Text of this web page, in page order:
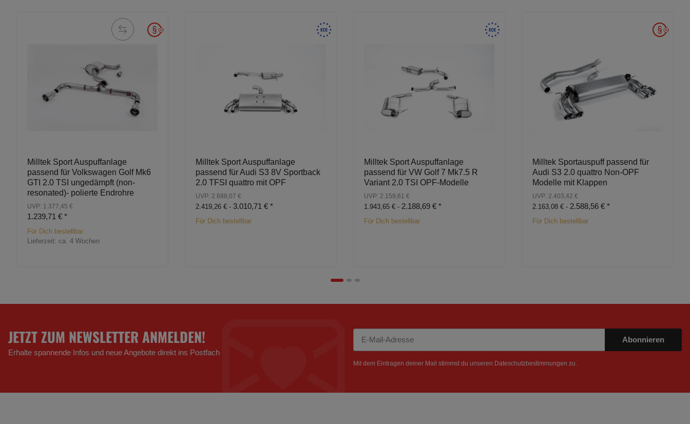
Milltek Sport Auspuffanlage
passend für Volkswagen Golf Mk6
GTI 2.0 TSI ungedämpft (non-
resonated)- polierte Endrohre
UVP: 1.377,45 €
1.239,71 € *
Für Dich bestellbar
Lieferzeit: ca. 4 Wochen
Milltek Sport Auspuffanlage
passend für Audi S3 8V Sportback
2.0 TFSI quattro mit OPF
UVP: 2.688,07 €
2.419,26 € - 3.010,71 € *
Für Dich bestellbar
Milltek Sport Auspuffanlage
passend für VW Golf 7 Mk7.5 R
Variant 2.0 TSI OPF-Modelle
UVP: 2.159,61 €
1.943,65 € - 2.188,69 € *
Für Dich bestellbar
Milltek Sportauspuff passend für
Audi S3 2.0 quattro Non-OPF
Modelle mit Klappen
UVP: 2.403,42 €
2.163,08 € - 2.588,56 € *
Für Dich bestellbar
JETZT ZUM NEWSLETTER ANMELDEN!
Erhalte spannende Infos und neue Angebote direkt ins Postfach
Abonnieren
Mit dem Eintragen deiner Mail stimmst du unseren Dateschutzbestimmungen zu.